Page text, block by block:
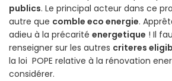
publics. Le principal acteur dans ce
autre que comble eco energie.
adieu à la précarité energetique ! Il
renseigner sur les autres criteres
la loi POPE relative à la rénovation
considérer.